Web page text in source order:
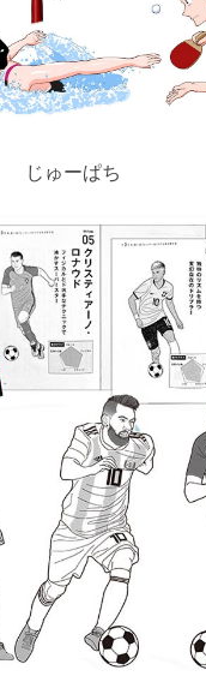
じゅーぱち